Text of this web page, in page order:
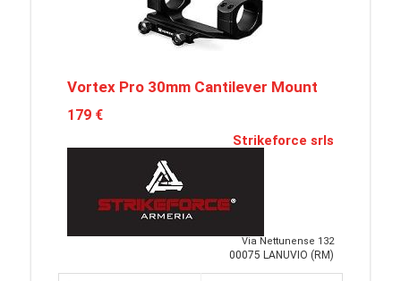
Vortex Pro 30mm Cantilever Mount
179 €
Strikeforce srls
Via Nettunense 132
00075 LANUVIO (RM)